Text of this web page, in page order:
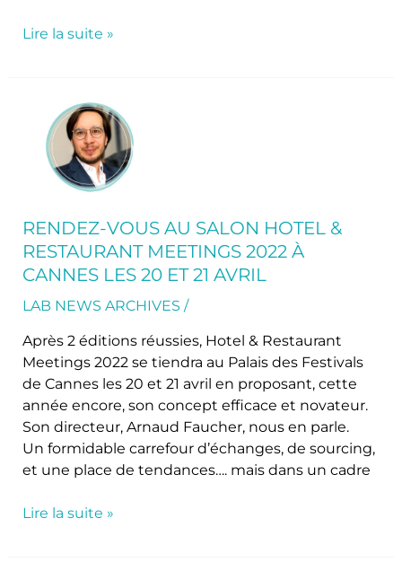
Lire la suite »
RENDEZ-VOUS AU SALON HOTEL &
RESTAURANT MEETINGS 2022 À
CANNES LES 20 ET 21 AVRIL
LAB NEWS ARCHIVES /
Après 2 éditions réussies, Hotel & Restaurant
Meetings 2022 se tiendra au Palais des Festivals
de Cannes les 20 et 21 avril en proposant, cette
année encore, son concept efficace et novateur.
Son directeur, Arnaud Faucher, nous en parle.
Un formidable carrefour d’échanges, de sourcing,
et une place de tendances…. mais dans un cadre
Rendez-
vous
Salon
Restaurant
Meetings
2022
à
les
20
et
21
avril
Lire la suite »